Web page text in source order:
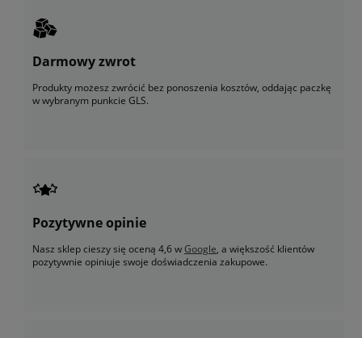
Darmowy zwrot
Produkty możesz zwrócić bez ponoszenia kosztów, oddając paczkę
w wybranym punkcie GLS.
Pozytywne opinie
Nasz sklep cieszy się oceną 4,6 wGoogle, a większość klientów
pozytywnie opiniuje swoje doświadczenia zakupowe.